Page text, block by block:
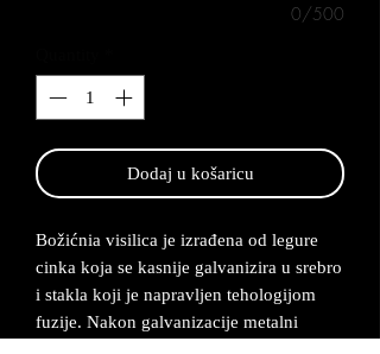
0/500
Dodaj u košaricu
Božićnia visilica je izrađena od legure
cinka koja se kasnije galvanizira u srebro
i stakla koji je napravljen tehologijom
fuzije. Nakon galvanizacije metalni